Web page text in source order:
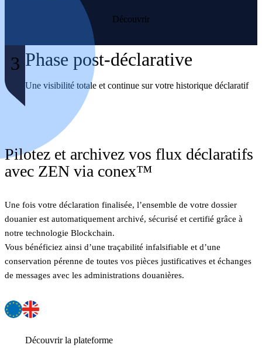
Découvrir
3 Phase post-déclarative
Une visibilité totale et continue sur votre historique déclaratif
Pilotez et archivez vos flux déclaratifs
avec ZEN via conex™
Une fois votre déclaration finalisée, l’ensemble de votre dossier
douanier est automatiquement archivé, sécurisé et certifié grâce à
notre technologie Blockchain.
Vous bénéficiez ainsi d’une traçabilité infalsifiable et d’une
conservation pérenne de toutes vos pièces justificatives et échanges
de messages avec les administrations douanières.
Découvrir la plateforme